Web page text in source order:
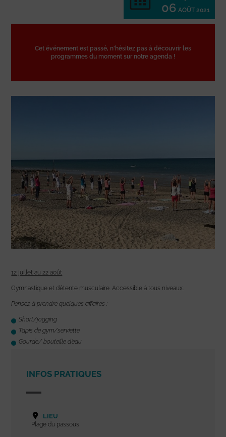
06 AOÛT 2021
Cet événement est passé, n'hésitez pas à découvrir les
programmes du moment sur notre agenda !
12 juillet au 22 août
Gymnastique et détente musculaire. Accessible à tous niveaux.
Pensez à prendre quelques affaires :
Short/jogging
Tapis de gym/serviette
Gourde/ bouteille d’eau
INFOS PRATIQUES
LIEU
Plage du passous